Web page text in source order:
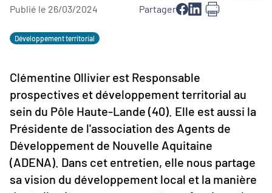
Publié le 26/03/2024
Partager
Développement territorial
Clémentine Ollivier est Responsable
prospectives et développement territorial au
sein du Pôle Haute-Lande (40). Elle est aussi la
Présidente de l'association des Agents de
Développement de Nouvelle Aquitaine
(ADENA). Dans cet entretien, elle nous partage
sa vision du développement local et la manière